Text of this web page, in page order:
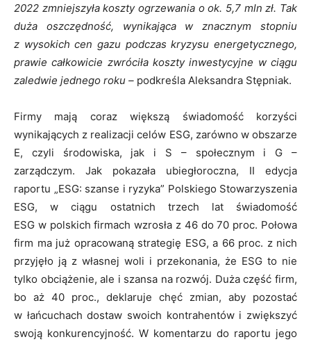
2022 zmniejszyła koszty ogrzewania o ok. 5,7 mln zł. Tak
duża oszczędność, wynikająca w znacznym stopniu
z wysokich cen gazu podczas kryzysu energetycznego,
prawie całkowicie zwróciła koszty inwestycyjne w ciągu
zaledwie jednego roku – podkreśla Aleksandra Stępniak.
Firmy mają coraz większą świadomość korzyści
wynikających z realizacji celów ESG, zarówno w obszarze
E, czyli środowiska, jak i S – społecznym i G –
zarządczym. Jak pokazała ubiegłoroczna, II edycja
raportu „ESG: szanse i ryzyka” Polskiego Stowarzyszenia
ESG, w ciągu ostatnich trzech lat świadomość
ESG w polskich firmach wzrosła z 46 do 70 proc. Połowa
firm ma już opracowaną strategię ESG, a 66 proc. z nich
przyjęło ją z własnej woli i przekonania, że ESG to nie
tylko obciążenie, ale i szansa na rozwój. Duża część firm,
bo aż 40 proc., deklaruje chęć zmian, aby pozostać
w łańcuchach dostaw swoich kontrahentów i zwiększyć
swoją konkurencyjność. W komentarzu do raportu jego